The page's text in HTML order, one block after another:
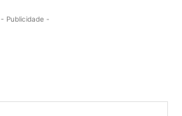
- Publicidade -